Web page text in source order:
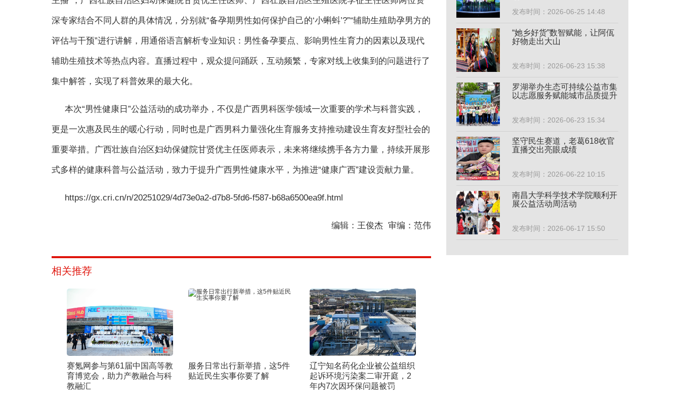
深专家结合不同人群的具体情况，分别就“备孕期男性如何保护自己的‘小蝌蚪’?”“辅助生殖助孕男方的
评估与干预”进行讲解，用通俗语言解析专业知识：男性备孕要点、影响男性生育力的因素以及现代
辅助生殖技术等热点内容。直播过程中，观众提问踊跃，互动频繁，专家对线上收集到的问题进行了
集中解答，实现了科普效果的最大化。
本次“男性健康日”公益活动的成功举办，不仅是广西男科医学领域一次重要的学术与科普实践，
更是一次惠及民生的暖心行动，同时也是广西男科力量强化生育服务支持推动建设生育友好型社会的
重要举措。广西壮族自治区妇幼保健院甘贤优主任医师表示，未来将继续携手各方力量，持续开展形
式多样的健康科普与公益活动，致力于提升广西男性健康水平，为推进“健康广西”建设贡献力量。
https://gx.cri.cn/n/20251029/4d73e0a2-d7b8-5fd6-f587-b68a6500ea9f.html
编辑：王俊杰 审编：范伟
相关推荐
赛氪网参与第61届中国高等教
育博览会，助力产教融合与科
教融汇
服务日常出行新举措，这5件
贴近民生实事你要了解
辽宁知名药化企业被公益组织
起诉环境污染案二审开庭，2
年内7次因环保问题被罚
发布时间：2026-06-25 14:48
“她乡好货”数智赋能，让阿佤
好物走出大山
发布时间：2026-06-23 15:38
罗湖举办生态可持续公益市集
以志愿服务赋能城市品质提升
发布时间：2026-06-23 15:34
坚守民生赛道，老葛618收官
直播交出亮眼成绩
发布时间：2026-06-22 10:15
南昌大学科学技术学院顺利开
展公益活动周活动
发布时间：2026-06-17 15:50